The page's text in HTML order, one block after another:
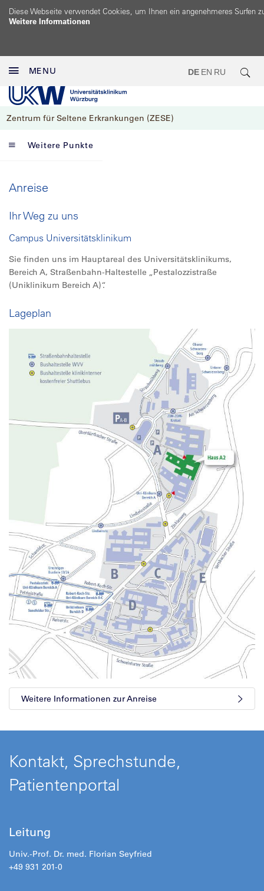
Diese Webseite verwendet Cookies, um Ihnen ein angenehmeres Surfen
Weitere Informationen
MENU DE EN RU
Zentrum für Seltene Erkrankungen (ZESE)
Weitere Punkte
Anreise
Ihr Weg zu uns
Campus Universitätsklinikum
Sie finden uns im Hauptareal des Universitätsklinikums,
Bereich A, Straßenbahn-Haltestelle „Pestalozzistraße
(Uniklinikum Bereich A)“.
Lageplan
Weitere Informationen zur Anreise
Kontakt, Sprechstunde,
Patientenportal
Leitung
Univ.-Prof. Dr. med. Florian Seyfried
+49 931 201-0